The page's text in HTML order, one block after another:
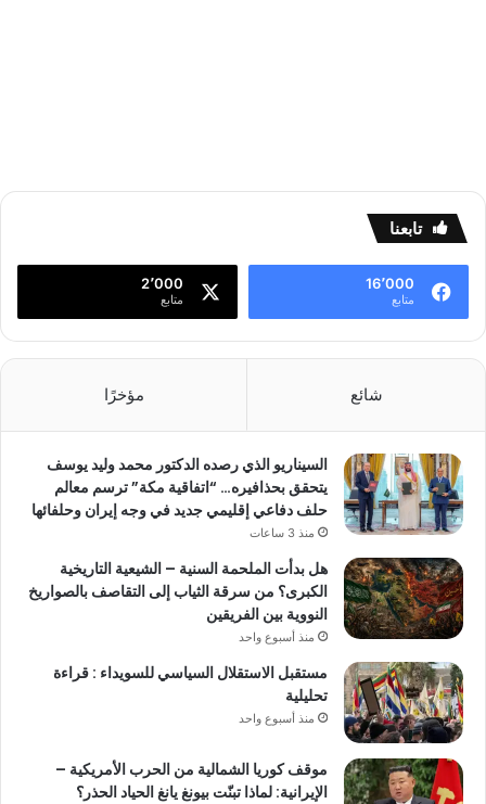
تابعنا
16٬000
متابع
2٬000
متابع
شائع مؤخرًا
السيناريو الذي رصده الدكتور محمد وليد يوسف
يتحقق بحذافيره… “اتفاقية مكة” ترسم معالم
حلف دفاعي إقليمي جديد في وجه إيران وحلفائها
منذ 3 ساعات
هل بدأت الملحمة السنية – الشيعية التاريخية
الكبرى؟ من سرقة الثياب إلى التقاصف بالصواريخ
النووية بين الفريقين
منذ أسبوع واحد
مستقبل الاستقلال السياسي للسويداء : قراءة
تحليلية
منذ أسبوع واحد
موقف كوريا الشمالية من الحرب الأمريكية –
الإيرانية: لماذا تبنّت بيونغ يانغ الحياد الحذر؟